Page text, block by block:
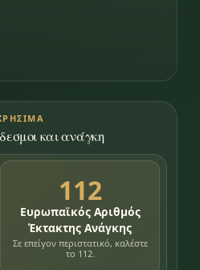
και ανάγκη
112
Ευρωπαϊκός Αριθμός
Έκτακτης Ανάγκης
Σε επείγον περιστατικό, καλέστε
το 112.